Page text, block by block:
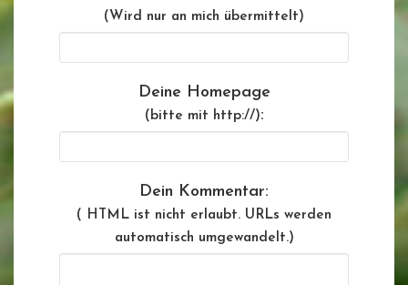
(Wird nur an mich übermittelt)
Deine Homepage
(bitte mit http://):
Dein Kommentar:
( HTML ist nicht erlaubt. URLs werden
automatisch umgewandelt.)